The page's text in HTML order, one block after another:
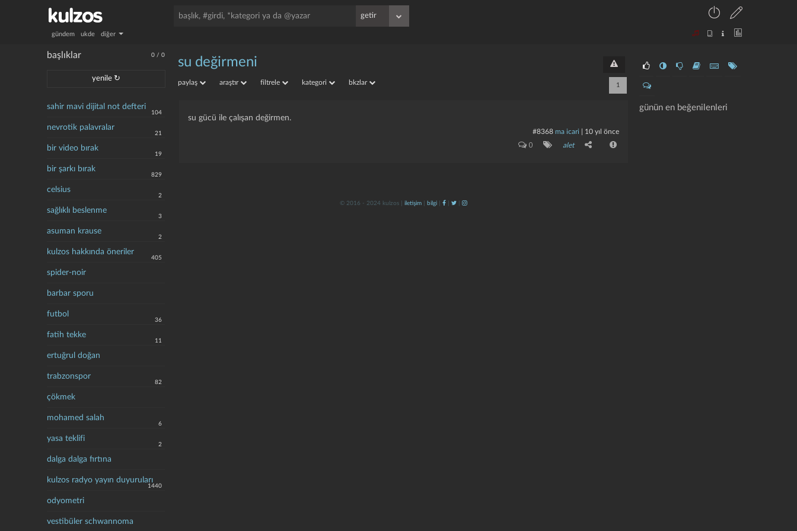
gündem ukde diğer
0 /0
başlıklar
yenile ↻
sahir mavi dijital not defteri
104
nevrotik palavralar
21
bir video bırak
19
bir şarkı bırak
829
celsius
2
sağlıklı beslenme
3
asuman krause
2
kulzos hakkında öneriler
405
spider-noir
barbar sporu
futbol
36
fatih tekke
11
ertuğrul doğan
trabzonspor
82
çökmek
mohamed salah
6
yasa teklifi
2
dalga dalga fırtına
kulzos radyo yayın duyuruları
1440
odyometri
vestibüler schwannoma
günün en beğenilenleri
su değirmeni
paylaş araştır filtrele kategori bkzlar 1
su gücü ile çalışan değirmen.
#8368 ma icari 10 yıl önce
0 alet
© 2016 - 2024 kulzos | iletişim bilgi